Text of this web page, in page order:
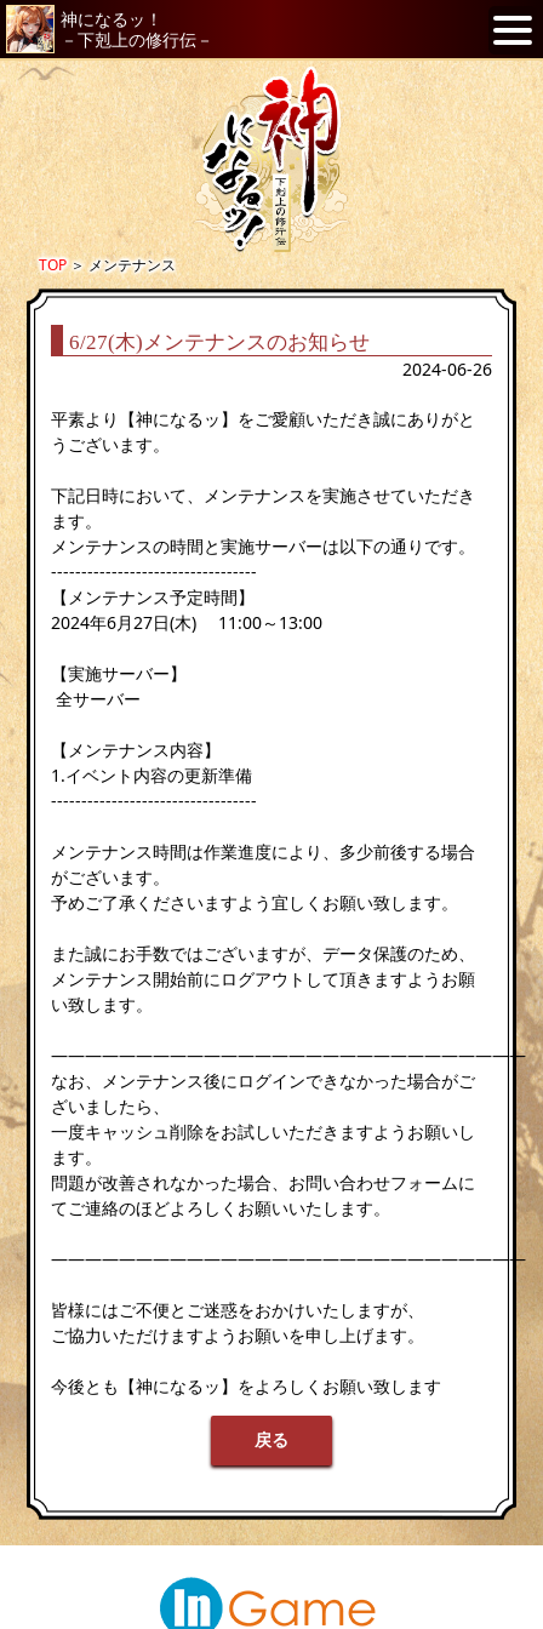
神になるッ！
－下剋上の修行伝－
TOP＞メンテナンス
6/27(木)メンテナンスのお知らせ
2024-06-26
平素より【神になるッ】をご愛顧いただき誠にありがと
うございます。
下記日時において、メンテナンスを実施させていただき
ます。
メンテナンスの時間と実施サーバーは以下の通りです。
----------------------------------
【メンテナンス予定時間】
2024年6月27日(木) 11:00～13:00
【実施サーバー】
全サーバー
【メンテナンス内容】
1.イベント内容の更新準備
----------------------------------
メンテナンス時間は作業進度により、多少前後する場合
がございます。
予めご了承くださいますよう宜しくお願い致します。
また誠にお手数ではございますが、データ保護のため、
メンテナンス開始前にログアウトして頂きますようお願
い致します。
————————————————————————————
なお、メンテナンス後にログインできなかった場合がご
ざいましたら、
一度キャッシュ削除をお試しいただきますようお願いし
ます。
問題が改善されなかった場合、お問い合わせフォームに
てご連絡のほどよろしくお願いいたします。
————————————————————————————
皆様にはご不便とご迷惑をおかけいたしますが、
ご協力いただけますようお願いを申し上げます。
今後とも【神になるッ】をよろしくお願い致します
戻る